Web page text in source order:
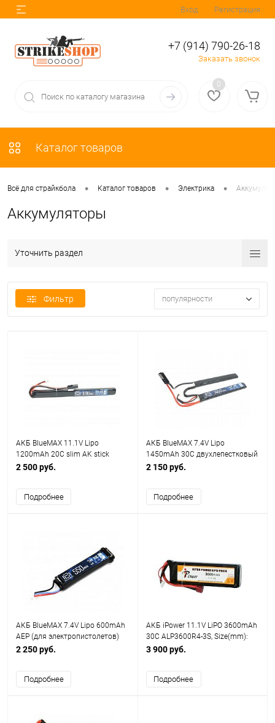
Вход Регистрация
+7 (914) 790-26-18
Заказать звонок
0
Каталог товаров
Всё для страйкбола • Каталог товаров • Электрика •
Аккумуляторы
Уточнить раздел
Фильтр популярности
АКБ BlueMAX 11.1V Lipo
1200mAh 20C slim AK stick
17x17x185mm АК-серия под
2 500 руб.
Подробнее
АКБ BlueMAX 7.4V Lipo
1450mAh 30C двухлепестковый
7,5x17x115mm AUG, M4, G36
2 150 руб.
Подробнее
АКБ BlueMAX 7.4V Lipo 600mAh
AEP (для электропистолетов)
2 250 руб.
Подробнее
АКБ iPower 11.1V LiPO 3600mAh
30C ALP3600R4-3S, Size(mm):
23x44x138, Large Type
3 900 руб.
Подробнее